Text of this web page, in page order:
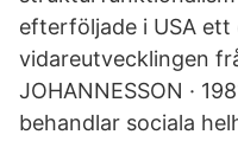
efterföljade i USA ett
vidareutvecklingen
JOHANNESSON ·
behandlar sociala